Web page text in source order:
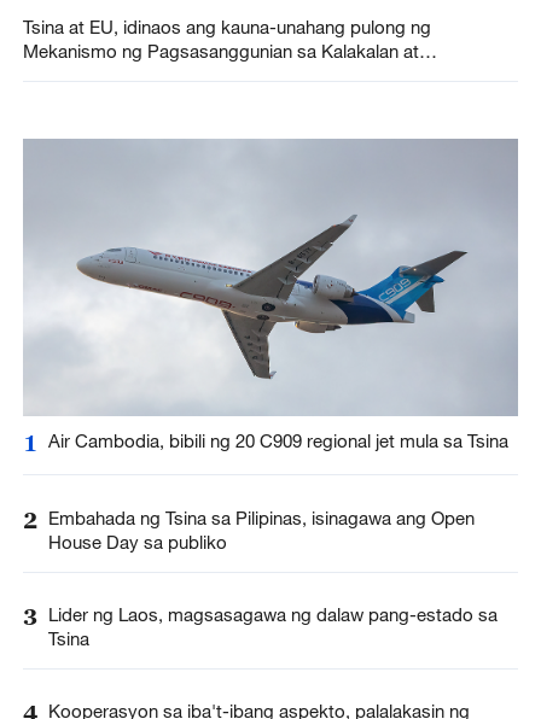
Tsina at EU, idinaos ang kauna-unahang pulong ng
Mekanismo ng Pagsasanggunian sa Kalakalan at
1 Air Cambodia, bibili ng 20 C909 regional jet mula sa Tsina
2 Embahada ng Tsina sa Pilipinas, isinagawa ang Open
House Day sa publiko
3 Lider ng Laos, magsasagawa ng dalaw pang-estado sa
Tsina
4 Kooperasyon sa iba't-ibang aspekto, palalakasin ng